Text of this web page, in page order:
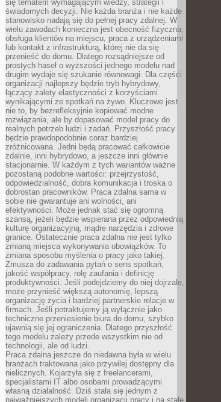
się tematem wymagającym wiedzy, strategii i
świadomych decyzji. Nie każda branża i nie każde
stanowisko nadają się do pełnej pracy zdalnej. W
wielu zawodach konieczna jest obecność fizyczna,
obsługa klientów na miejscu, praca z urządzeniami
lub kontakt z infrastrukturą, której nie da się
przenieść do domu. Dlatego rozsądniejsze od
prostych haseł o wyższości jednego modelu nad
drugim wydaje się szukanie równowagi. Dla części
organizacji najlepszy będzie tryb hybrydowy,
łączący zalety elastyczności z korzyściami
wynikającymi ze spotkań na żywo. Kluczowe jest
nie to, by bezrefleksyjnie kopiować modne
rozwiązania, ale by dopasować model pracy do
realnych potrzeb ludzi i zadań. Przyszłość pracy
będzie prawdopodobnie coraz bardziej
zróżnicowana. Jedni będą pracować całkowicie
zdalnie, inni hybrydowo, a jeszcze inni głównie
stacjonarnie. W każdym z tych wariantów ważne
pozostaną podobne wartości: przejrzystość,
odpowiedzialność, dobra komunikacja i troska o
dobrostan pracowników. Praca zdalna sama w
sobie nie gwarantuje ani wolności, ani
efektywności. Może jednak stać się ogromną
szansą, jeżeli będzie wspierana przez odpowiednią
kulturę organizacyjną, mądre narzędzia i zdrowe
granice. Ostatecznie praca zdalna nie jest tylko
zmianą miejsca wykonywania obowiązków. To
zmiana sposobu myślenia o pracy jako takiej.
Zmusza do zadawania pytań o sens spotkań,
jakość współpracy, rolę zaufania i definicję
produktywności. Jeśli podejdziemy do niej dojrzale,
może przynieść większą autonomię, lepszą
organizację życia i bardziej partnerskie relacje w
firmach. Jeśli potraktujemy ją wyłącznie jako
techniczne przeniesienie biura do domu, szybko
ujawnią się jej ograniczenia. Dlatego przyszłość
tego modelu zależy przede wszystkim nie od
technologii, ale od ludzi.
Praca zdalna jeszcze do niedawna była w wielu
branżach traktowana jako przywilej dostępny dla
nielicznych. Kojarzyła się z freelancerami,
specjalistami IT albo osobami prowadzącymi
własną działalność. Dziś stała się jednym z
najważniejszych modeli organizacji pracy i na stałe